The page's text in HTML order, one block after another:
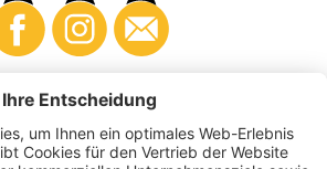
Produzenten